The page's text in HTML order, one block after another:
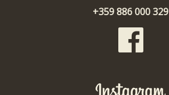
+359 886 000 329